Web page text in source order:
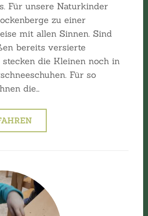
Für unsere Naturkinder
zu einer
mit allen Sinnen. Sind
bereits versierte
stecken die Kleinen noch in
Für so
die…